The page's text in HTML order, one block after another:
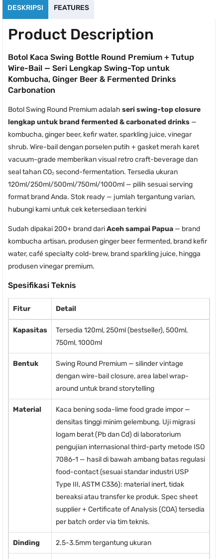
DESKRIPSI FEATURES
Product Description
Botol Kaca Swing Bottle Round Premium + Tutup
Wire-Bail — Seri Lengkap Swing-Top untuk
Kombucha, Ginger Beer & Fermented Drinks
Carbonation
Botol Swing Round Premium adalah seri swing-top closure
lengkap untuk brand fermented & carbonated drinks —
kombucha, ginger beer, kefir water, sparkling juice, vinegar
shrub. Wire-bail dengan porselen putih + gasket merah karet
vacuum-grade memberikan visual retro craft-beverage dan
seal tahan CO₂ second-fermentation. Tersedia ukuran
120ml/250ml/500ml/750ml/1000ml — pilih sesuai serving
format brand Anda. Stok ready — jumlah tergantung varian,
hubungi kami untuk cek ketersediaan terkini
Sudah dipakai 200+ brand dariAceh sampai Papua — brand
kombucha artisan, produsen ginger beer fermented, brand kefir
water, café specialty cold-brew, brand sparkling juice, hingga
produsen vinegar premium.
Spesifikasi Teknis
Fitur Detail
Kapasitas
Tersedia 120ml, 250ml (bestseller), 500ml,
750ml, 1000ml
Bentuk
Swing Round Premium — silinder vintage
dengan wire-bail closure, area label wrap-
around untuk brand storytelling
Material
Kaca bening soda-lime food grade impor —
densitas tinggi minim gelembung. Uji migrasi
logam berat (Pb dan Cd) di laboratorium
pengujian internasional third-party metode ISO
7086-1 — hasil di bawah ambang batas regulasi
food-contact (sesuai standar industri USP
Type III, ASTM C336): material inert, tidak
bereaksi atau transfer ke produk. Spec sheet
supplier + Certificate of Analysis (COA) tersedia
per batch order via tim teknis.
Dinding 2.5-3.5mm tergantung ukuran